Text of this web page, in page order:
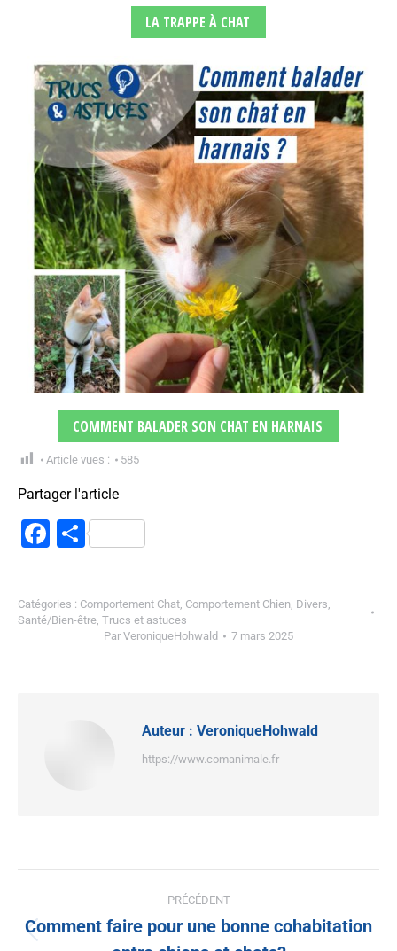
LA TRAPPE À CHAT
COMMENT BALADER SON CHAT EN HARNAIS
Article vues : 585
Partager l'article
Facebook
Partager
Catégories : Comportement Chat, Comportement Chien, Divers,
Santé/Bien-être, Trucs et astuces
Par VeroniqueHohwald 7 mars 2025
Auteur : VeroniqueHohwald
https://www.comanimale.fr
PRÉCÉDENT
Comment faire pour une bonne cohabitation